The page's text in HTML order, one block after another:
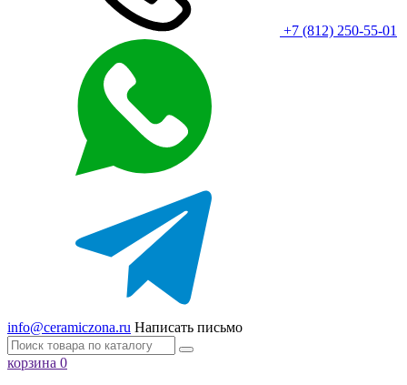
+7 (812) 250-55-01
info@ceramiczona.ru Написать письмо
корзина 0